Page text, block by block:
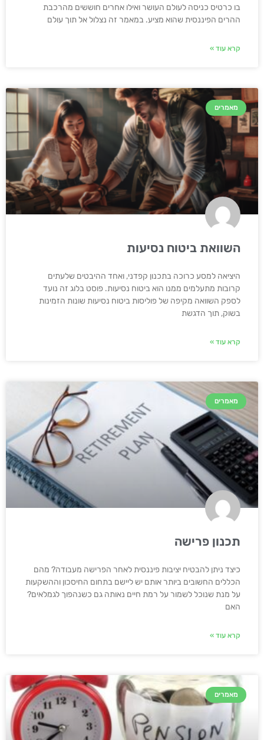
בו כרטיס כניסה לעולם העושר ואילו אחרים חוששים מהרכבת
ההרים הפיננסית שהוא מציע. במאמר זה נצלול אל תוך עולם
קרא עוד »
מאמרים
השוואת ביטוח נסיעות
היציאה למסע כרוכה בתכנון קפדני, ואחד ההיבטים שלעתים
קרובות מתעלמים ממנו הוא ביטוח נסיעות. פוסט בלוג זה נועד
לספק השוואה מקיפה של פוליסות ביטוח נסיעות שונות הזמינות
בשוק, תוך הדגשת
קרא עוד »
מאמרים
תכנון פרישה
כיצד ניתן להבטיח יציבות פיננסית לאחר הפרישה מעבודה? מהם
הכללים החשובים ביותר אותם יש ליישם בתחום החיסכון וההשקעות
על מנת שנוכל לשמור על רמת חיים נאותה גם כשנהפוך לגמלאים?
האם
קרא עוד »
מאמרים